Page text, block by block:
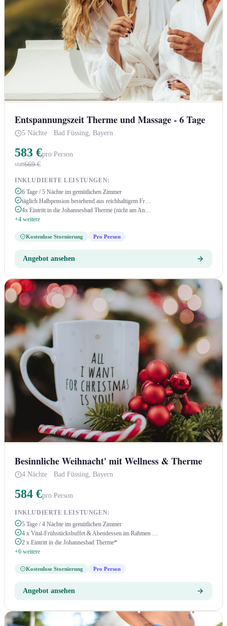
Entspannungszeit Therme und Massage - 6 Tage
5 Nächte · Bad Füssing, Bayern
583 €pro Person
statt669 €
INKLUDIERTE LEISTUNGEN:
6 Tage / 5 Nächte im gemütlichen Zimmer
täglich Halbpension bestehend aus reichhaltigem Fr…
4x Eintritt in die Johannesbad Therme (nicht am An…
+4 weitere
Kostenlose Stornierung Pro Person
Angebot ansehen
Besinnliche Weihnacht' mit Wellness & Therme
4 Nächte · Bad Füssing, Bayern
584 €pro Person
INKLUDIERTE LEISTUNGEN:
5 Tage / 4 Nächte im gemütlichen Zimmer
4 x Vital-Frühstücksbuffet & Abendessen im Rahmen …
2 x Eintritt in die Johannesbad Therme*
+6 weitere
Kostenlose Stornierung Pro Person
Angebot ansehen